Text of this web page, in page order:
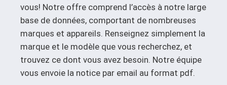
vous! Notre offre comprend l’accès à notre large
base de données, comportant de nombreuses
marques et appareils. Renseignez simplement la
marque et le modèle que vous recherchez, et
trouvez ce dont vous avez besoin. Notre équipe
vous envoie la notice par email au format pdf.